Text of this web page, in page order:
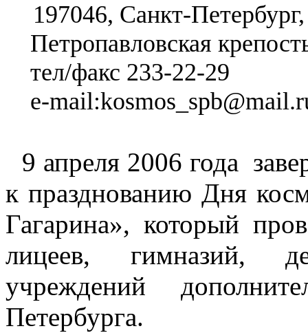
197046, Санкт-Петербург,
Петропавловская
тел/факс 233-22-29
e-mail:kosmos spb@mail.
9 апреля 2006 года
к празднованию Дня
Гагарина», который
лицеев, гимназий,
учреждений
Петербурга.